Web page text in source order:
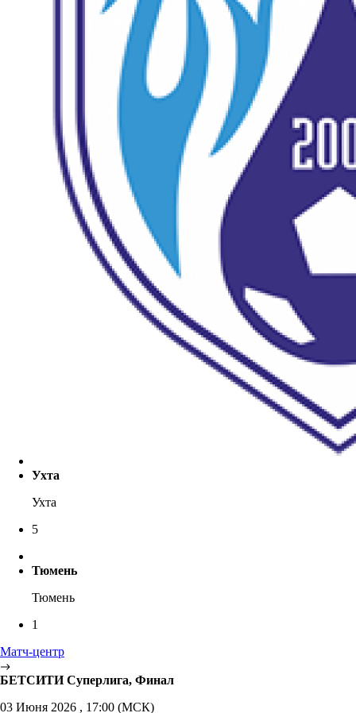
Ухта
Ухта
5
Тюмень
Тюмень
1
Матч-центр
БЕТСИТИ Суперлига, Финал
03 Июня 2026 , 17:00 (МСК)